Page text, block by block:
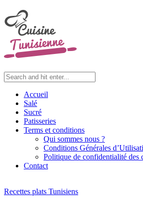
Accueil
Salé
Sucré
Patisseries
Terms et conditions
Qui sommes nous ?
Conditions Générales
Politique de confidentialité des
Contact
Recettes plats Tunisiens